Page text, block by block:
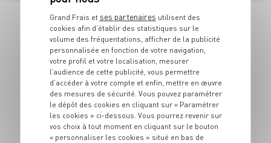
BOISSON
Milkshake chocolat
et biscuits
Grand Frais et ses partenaires utilisent des
cookies afin d’établir des statistiques sur le
volume des fréquentations, afficher de la publicité
personnalisée en fonction de votre navigation,
votre profil et votre localisation, mesurer
l’audience de cette publicité, vous permettre
d’accéder à votre compte et enfin, mettre en œuvre
des mesures de sécurité. Vous pouvez paramétrer
le dépôt des cookies en cliquant sur « Paramétrer
les cookies » ci-dessous. Vous pourrez revenir sur
vos choix à tout moment en cliquant sur le bouton
« personnaliser les cookies » situé en bas de